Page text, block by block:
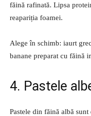
făină rafinată. Lipsa
reapariția foamei.
Alege în schimb: iaurt
banane preparat cu făină
4. Pastele
Pastele din făină albă